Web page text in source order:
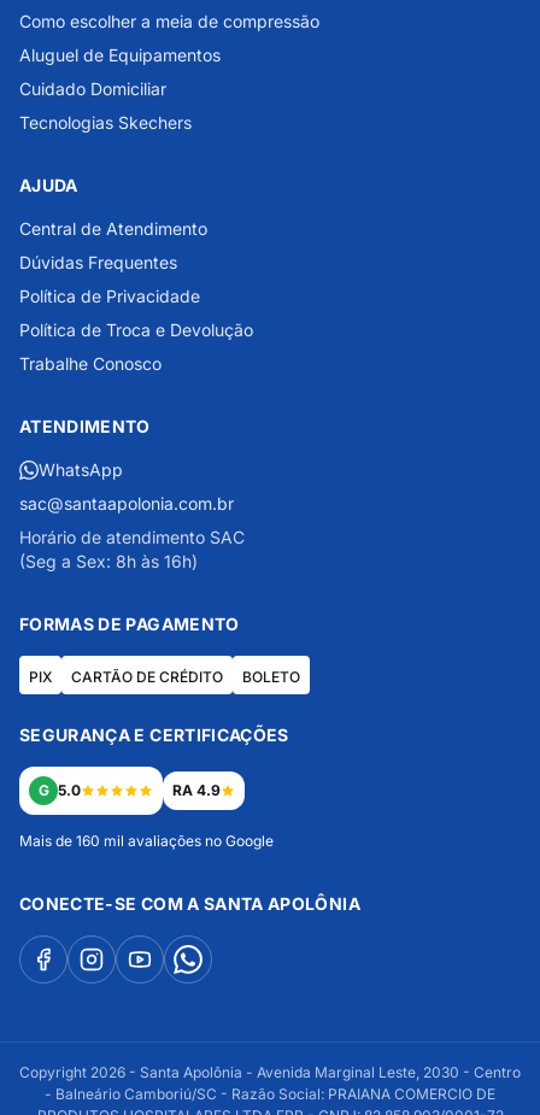
Como escolher a meia de compressão
Aluguel de Equipamentos
Cuidado Domiciliar
Tecnologias Skechers
AJUDA
Central de Atendimento
Dúvidas Frequentes
Política de Privacidade
Política de Troca e Devolução
Trabalhe Conosco
ATENDIMENTO
WhatsApp
sac@santaapolonia.com.br
Horário de atendimento SAC
(Seg a Sex: 8h às 16h)
FORMAS DE PAGAMENTO
PIX CARTÃO DE CRÉDITO BOLETO
SEGURANÇA E CERTIFICAÇÕES
G 5.0 RA 4.9
Mais de 160 mil avaliações no Google
CONECTE-SE COM A SANTA APOLÔNIA
Copyright 2026 - Santa Apolônia - Avenida Marginal Leste, 2030 - Centro
- Balneário Camboriú/SC - Razão Social: PRAIANA COMERCIO DE